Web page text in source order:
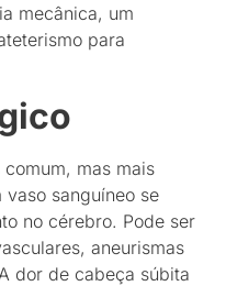
mecânica, um
para
comum, mas mais
sanguíneo se
no cérebro. Pode ser
aneurismas
dor de cabeça súbita